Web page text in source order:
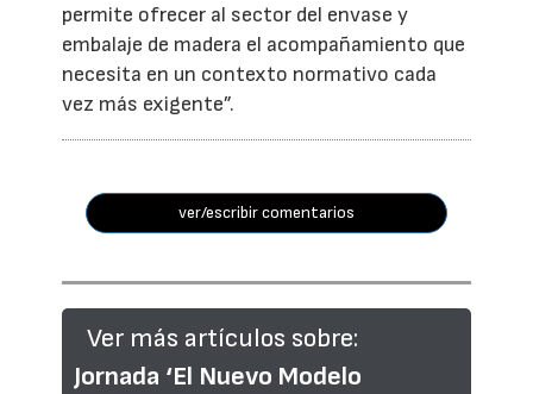
permite ofrecer al sector del envase y
embalaje de madera el acompañamiento que
necesita en un contexto normativo cada
vez más exigente”.
ver/escribir comentarios
Ver más artículos sobre:
Jornada ‘El Nuevo Modelo